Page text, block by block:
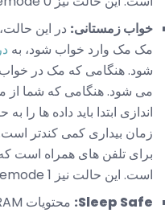
خواب زمستانی:
مک مک وارد خواب شود، به
می شود. هنگامی که شما از
اندازی ابتدا باید داده ها را
زمان بیداری کمی کندتر
است. این حالت نیز hibernatemode 1 نامیده می شود.
Sleep Safe: